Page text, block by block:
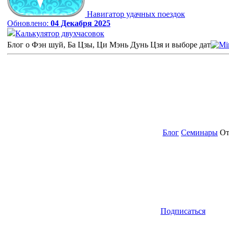
Навигатор удачных поездок
Обновлено: 04 Декабря 2025
Калькулятор двухчасовок
Блог о Фэн шуй, Ба Цзы, Ци Мэнь Дунь Цзя и выборе дат
Блог Семинары
Подписаться